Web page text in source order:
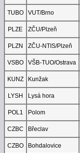
TUBO
VUT/Brno
PLZE
ZČU/Plzeň
PLZN
ZČU-NTIS/Plzeň
VSBO
VŠB-TUO/Ostrava
KUNZ
Kunžak
LYSH
Lysá hora
POL1
Polom
CZBC
Břeclav
CZBO
Bohdalovice